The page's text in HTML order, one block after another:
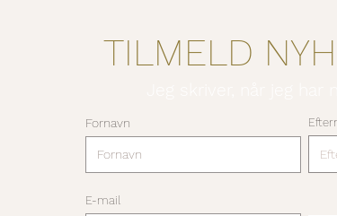
TILMELD
Fornavn
E-mail